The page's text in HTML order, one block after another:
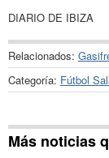
DIARIO DE IBIZA
Relacionados:
Categoría: Fútbol
Más noticias